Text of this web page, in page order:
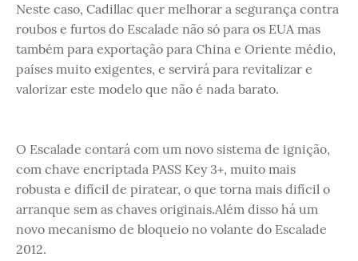
Neste caso, Cadillac quer melhorar a segurança contra
roubos e furtos do Escalade não só para os EUA mas
também para exportação para China e Oriente médio,
países muito exigentes, e servirá para revitalizar e
valorizar este modelo que não é nada barato.
O Escalade contará com um novo sistema de ignição,
com chave encriptada PASS Key 3+, muito mais
robusta e difícil de piratear, o que torna mais difícil o
arranque sem as chaves originais.Além disso há um
novo mecanismo de bloqueio no volante do Escalade
2012.